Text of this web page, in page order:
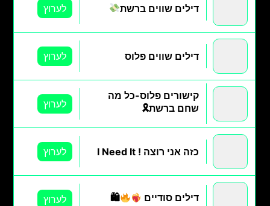
דילים שווים ברשת לערוץ
דילים שווים פלוס לערוץ
קישורים פלוס-כל מה
שחם ברשת🎗
לערוץ
כזה אני רוצה ! I Need It לערוץ
דילים סודיים 🛍 לערוץ